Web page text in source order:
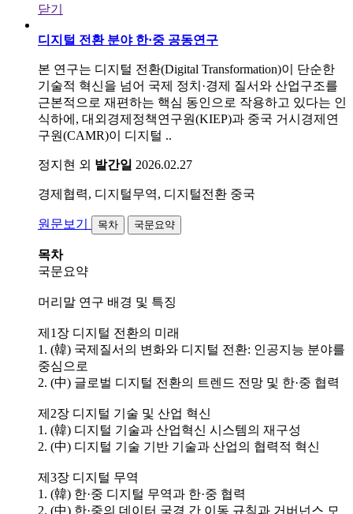
닫기
디지털 전환 분야 한·중 공동연구
본 연구는 디지털 전환(Digital Transformation)이 단순한
기술적 혁신을 넘어 국제 정치·경제 질서와 산업구조를
근본적으로 재편하는 핵심 동인으로 작용하고 있다는 인
식하에, 대외경제정책연구원(KIEP)과 중국 거시경제연
구원(CAMR)이 디지털 ..
정지현 외 발간일 2026.02.27
경제협력, 디지털무역, 디지털전환 중국
원문보기 목차 국문요약
목차
국문요약
머리말 연구 배경 및 특징
제1장 디지털 전환의 미래
1. (韓) 국제질서의 변화와 디지털 전환: 인공지능 분야를
중심으로
2. (中) 글로벌 디지털 전환의 트렌드 전망 및 한·중 협력
제2장 디지털 기술 및 산업 혁신
1. (韓) 디지털 기술과 산업혁신 시스템의 재구성
2. (中) 디지털 기술 기반 기술과 산업의 협력적 혁신
제3장 디지털 무역
1. (韓) 한·중 디지털 무역과 한·중 협력
2. (中) 한·중의 데이터 국경 간 이동 규칙과 거버넌스 모